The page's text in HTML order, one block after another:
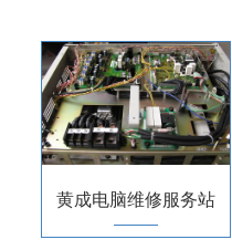
黄成电脑维修服务站